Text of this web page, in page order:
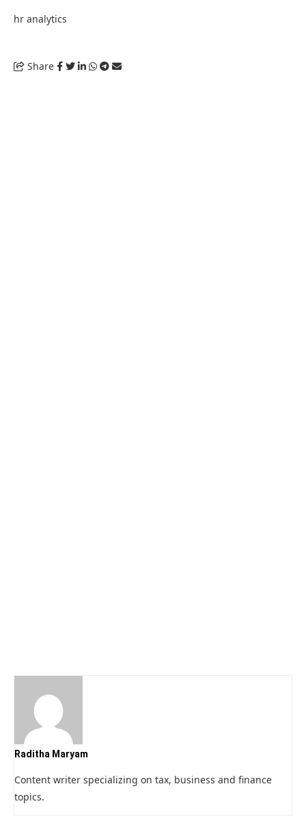
hr analytics
Share
Raditha Maryam
Content writer specializing on tax, business and finance
topics.